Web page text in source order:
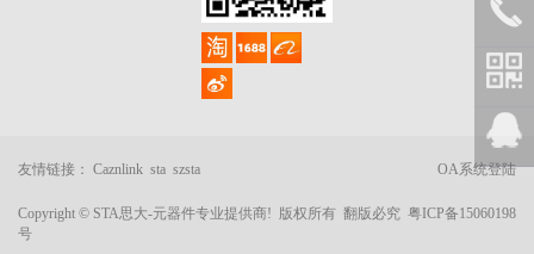
友情链接： Caznlink sta szsta OA系统登陆
Copyright © STA思大-元器件专业提供商! 版权所有 翻版必究 粤ICP备15060198
号